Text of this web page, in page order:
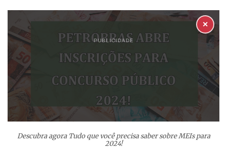
PUBLICIDADE
✕
Descubra agora Tudo que você precisa saber sobre MEIs para
2024!